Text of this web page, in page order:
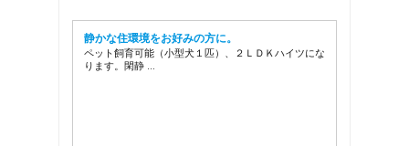
静かな住環境をお好みの方に。
ペット飼育可能（小型犬１匹）、２ＬＤＫハイツにな
ります。閑静 …